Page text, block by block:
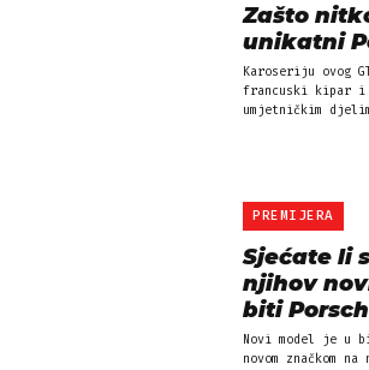
Zašto
unikatni
Karoseriju ovog
francuski kipar i
umjetničkim
PREMIJERA
Sjećate li
njihov
biti
Novi model je u
novom značkom